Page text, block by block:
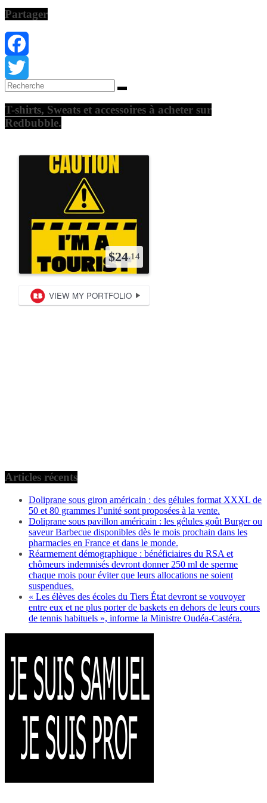
Partager
Facebook
Twitter
T-shirts, Sweats et accessoires à acheter sur
Redbubble.
Articles récents
Doliprane sous giron américain : des gélules format XXXL de
50 et 80 grammes l’unité sont proposées à la vente.
Doliprane sous pavillon américain : les gélules goût Burger ou
saveur Barbecue disponibles dès le mois prochain dans les
pharmacies en France et dans le monde.
Réarmement démographique : bénéficiaires du RSA et
chômeurs indemnisés devront donner 250 ml de sperme
chaque mois pour éviter que leurs allocations ne soient
suspendues.
« Les élèves des écoles du Tiers État devront se vouvoyer
entre eux et ne plus porter de baskets en dehors de leurs cours
de tennis habituels », informe la Ministre Oudéa-Castéra.